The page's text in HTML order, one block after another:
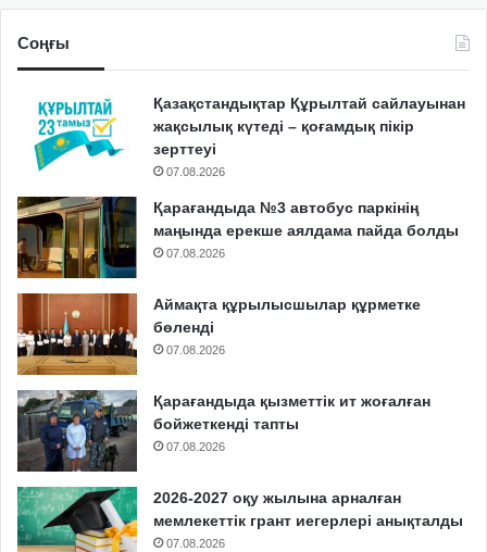
Соңғы
Қазақстандықтар Құрылтай сайлауынан
жақсылық күтеді – қоғамдық пікір
зерттеуі
07.08.2026
Қарағандыда №3 автобус паркінің
маңында ерекше аялдама пайда болды
07.08.2026
Аймақта құрылысшылар құрметке
бөленді
07.08.2026
Қарағандыда қызметтік ит жоғалған
бойжеткенді тапты
07.08.2026
2026-2027 оқу жылына арналған
мемлекеттік грант иегерлері анықталды
07.08.2026